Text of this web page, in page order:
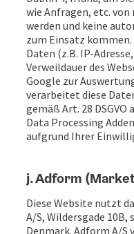
wie Anfragen, etc.
werden und keine
zum Einsatz
Daten (z.B. IP-
Verweildauer des
Google zur
verarbeitet diese
gemäß Art. 28 DSGVO
Data Processing
aufgrund Ihrer
j. Adform
Diese Website nutzt
A/S, Wildersgade 10B,
Denmark. Adform A/S